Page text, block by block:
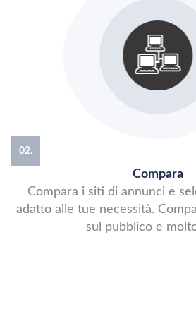
02.
Compara
Compara i siti di annunci e
adatto alle tue necessità.
sul pubblico e